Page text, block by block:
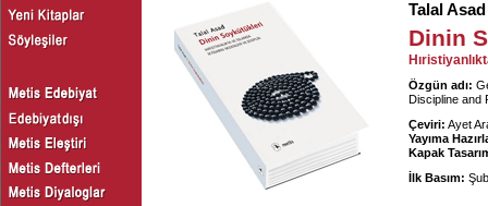
Talal Asad
Dinin
Özgün adı:
Discipline and
Çeviri: Ayet
Yayıma
Kapak
İlk Basım: